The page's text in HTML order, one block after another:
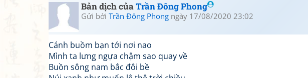
Bản dịch củaTrần Đông Phong
Gửi bởi Trần Đông Phong ngày 17/08/2020 23:02
Cánh buồm bạn tới nơi nao
Mình ta lưng ngựa chậm sao quay về
Buồn sông nam bắc đôi bề